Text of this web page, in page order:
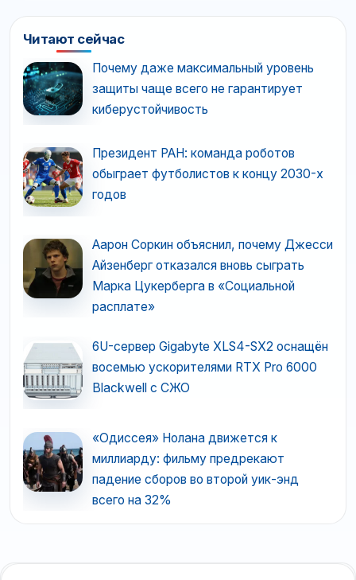
Читают сейчас
Почему даже максимальный уровень
защиты чаще всего не гарантирует
киберустойчивость
Президент РАН: команда роботов
обыграет футболистов к концу 2030-х
годов
Аарон Соркин объяснил, почему Джесси
Айзенберг отказался вновь сыграть
Марка Цукерберга в «Социальной
расплате»
6U-сервер Gigabyte XLS4-SX2 оснащён
восемью ускорителями RTX Pro 6000
Blackwell с СЖО
«Одиссея» Нолана движется к
миллиарду: фильму предрекают
падение сборов во второй уик-энд
всего на 32%